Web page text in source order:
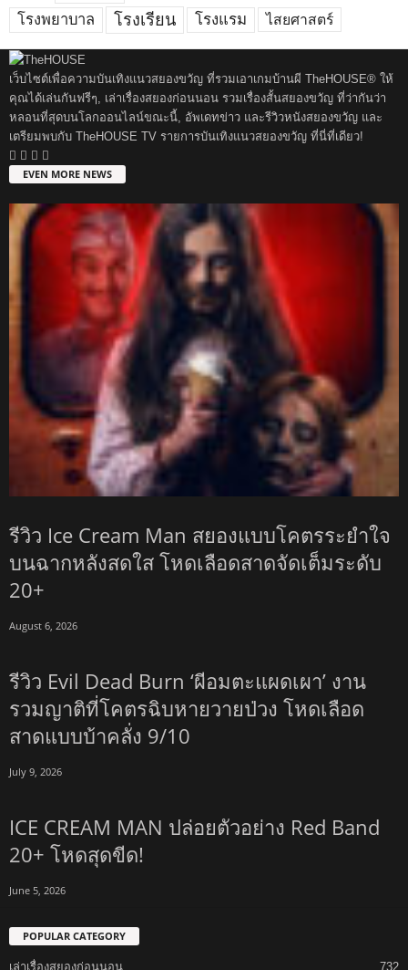
โรงพยาบาล โรงเรียน โรงแรม ไสยศาสตร์
เว็บไซต์เพื่อความบันเทิงแนวสยองขวัญ ที่รวมเอาเกมบ้านผี TheHOUSE® ให้
คุณได้เล่นกันฟรีๆ, เล่าเรื่องสยองก่อนนอน รวมเรื่องสั้นสยองขวัญ ที่ว่ากันว่า
หลอนที่สุดบนโลกออนไลน์ขณะนี้, อัพเดทข่าว และรีวิวหนังสยองขวัญ และ
เตรียมพบกับ TheHOUSE TV รายการบันเทิงแนวสยองขวัญ ที่นี่ที่เดียว!
EVEN MORE NEWS
รีวิว Ice Cream Man สยองแบบโคตรระยำใจ
บนฉากหลังสดใส โหดเลือดสาดจัดเต็มระดับ
20+
August 6, 2026
รีวิว Evil Dead Burn ‘ผีอมตะแผดเผา’ งาน
รวมญาติที่โคตรฉิบหายวายป่วง โหดเลือด
สาดแบบบ้าคลั่ง 9/10
July 9, 2026
ICE CREAM MAN ปล่อยตัวอย่าง Red Band
20+ โหดสุดขีด!
June 5, 2026
POPULAR CATEGORY
เล่าเรื่องสยองก่อนนอน 732